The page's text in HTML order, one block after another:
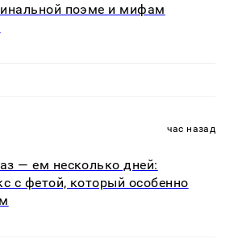
поэме и мифам
час назад
— ем несколько дней:
с фетой, который особенно